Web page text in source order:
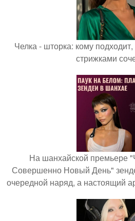
Челка - шторка: кому подходит,
стрижками
На шанхайской премьере
Совершенно Новый День"
очередной наряд, а настоящий